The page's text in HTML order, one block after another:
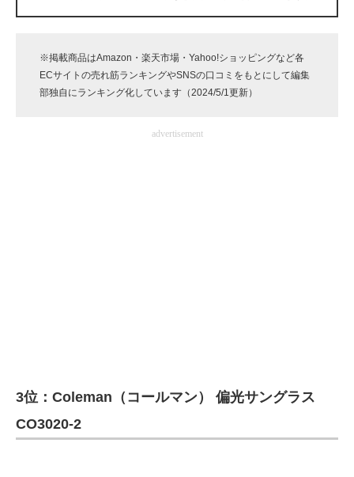
IT製品の技術・比較・事例
製造業のIT導入・活用を支援
モノづくり技術者専門サイト
※掲載商品はAmazon・楽天市場・Yahoo!ショッピングなど各
ECサイトの売れ筋ランキングやSNSの口コミをもとにして編集
部独自にランキング化しています（2024/5/1更新）
advertisement
3位：Coleman（コールマン） 偏光サングラス
CO3020-2